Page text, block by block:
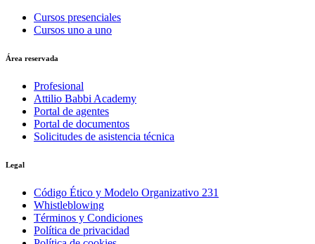
Cursos presenciales
Cursos uno a uno
Área reservada
Profesional
Attilio Babbi Academy
Portal de agentes
Portal de documentos
Solicitudes de asistencia técnica
Legal
Código Ético y Modelo Organizativo 231
Whistleblowing
Términos y Condiciones
Política de privacidad